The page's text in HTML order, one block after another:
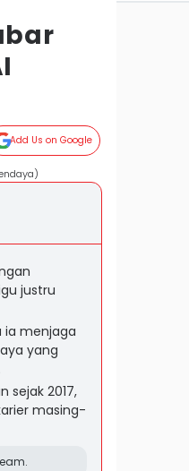
Add Us on Google
justru
ia menjaga
yang
sejak 2017,
masing-